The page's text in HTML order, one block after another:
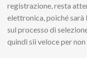
registrazione, resta
elettronica, poiché
sul processo di
quindi sii veloce per